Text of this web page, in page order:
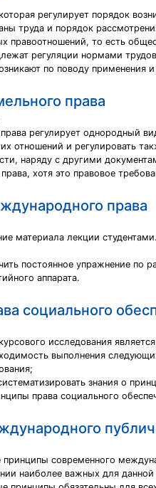
регулирует порядок
труда и порядок
правоотношений, то есть
регуляции нормами
по поводу применения
права
регулирует однородный
отношений и регулировать
наряду с другими
хотя это правовое
права
материала лекции
постоянное упражнение
аппарата.
социального
исследования
выполнения
знания о
права социального
современного
наиболее важных для